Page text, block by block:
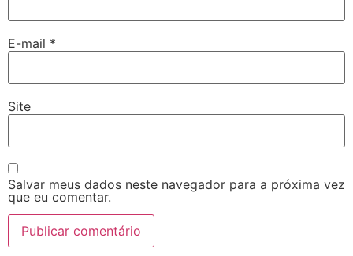
E-mail *
Site
Salvar meus dados neste navegador para a próxima vez
que eu comentar.